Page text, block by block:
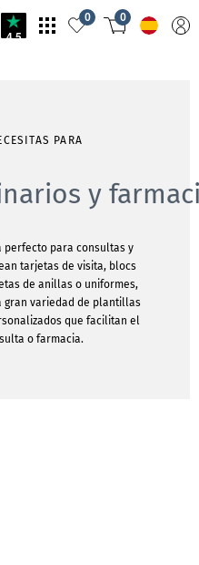
4.5
0 0
PARA
y
perfecto para consultas y
tarjetas de visita, blocs
de anillas o uniformes,
gran variedad de plantillas
que facilitan el
o farmacia.